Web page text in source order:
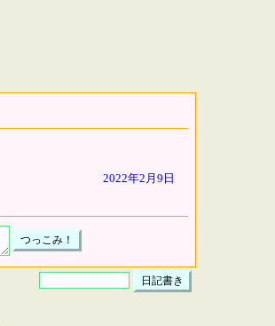
2022年2月9日